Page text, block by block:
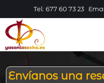
Tel: 677 60 73 23
Envíanos una